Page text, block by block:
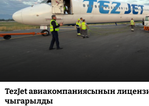
TezJet авиакомпаниясынын
чыгарылды